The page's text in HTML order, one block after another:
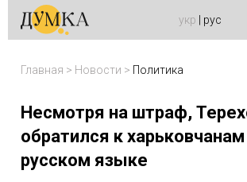
укр рус
Главная > Новости > Политика
Несмотря на штраф,
обратился к
русском языке